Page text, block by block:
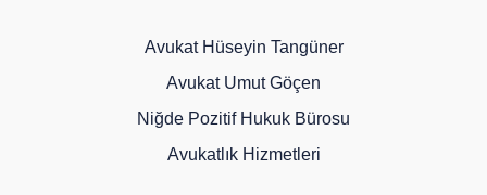
Avukat Hüseyin Tangüner
Avukat Umut Göçen
Niğde Pozitif Hukuk Bürosu
Avukatlık Hizmetleri